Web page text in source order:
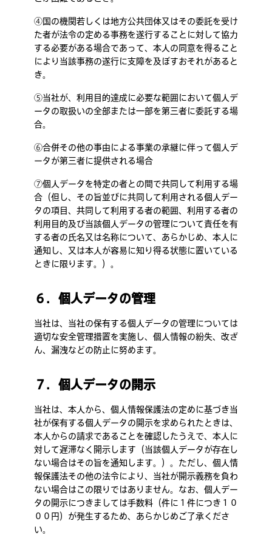
④国の機関若しくは地方公共団体又はその委託を受け
た者が法令の定める事務を遂行することに対して協力
する必要がある場合であって、本人の同意を得ること
により当該事務の遂行に支障を及ぼすおそれがあると
き。
⑤当社が、利用目的達成に必要な範囲において個人デ
ータの取扱いの全部または一部を第三者に委託する場
合。
⑥合併その他の事由による事業の承継に伴って個人デ
ータが第三者に提供される場合
⑦個人データを特定の者との間で共同して利用する場
合（但し、その旨並びに共同して利用される個人デー
タの項目、共同して利用する者の範囲、利用する者の
利用目的及び当該個人データの管理について責任を有
する者の氏名又は名称について、あらかじめ、本人に
通知し、又は本人が容易に知り得る状態に置いている
ときに限ります。）。
６．個人データの管理
当社は、当社の保有する個人データの管理については
適切な安全管理措置を実施し、個人情報の紛失、改ざ
ん、漏洩などの防止に努めます。
７．個人データの開示
当社は、本人から、個人情報保護法の定めに基づき当
社が保有する個人データの開示を求められたときは、
本人からの請求であることを確認したうえで、本人に
対して遅滞なく開示します（当該個人データが存在し
ない場合はその旨を通知します。）。ただし、個人情
報保護法その他の法令により、当社が開示義務を負わ
ない場合はこの限りではありません。なお、個人デー
タの開示につきましては手数料（件に１件につき１０
００円）が発生するため、あらかじめご了承くださ
い。